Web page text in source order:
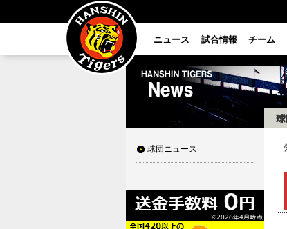
ニュース 試合情報 チーム
球団ニュース